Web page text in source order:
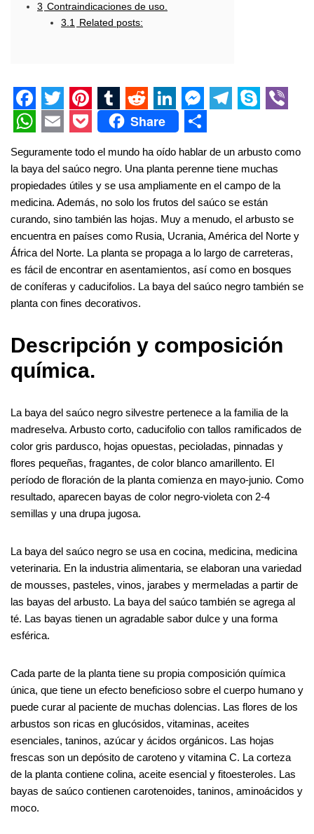
3 Contraindicaciones de uso.
3.1
Related posts:
F
a
c
e
b
o
o
k
T
i
t
t
e
r
P
n
t
e
r
e
s
t
T
u
m
b
l
r
R
e
d
d
i
t
L
n
k
e
d
I
n
M
e
s
s
e
n
g
e
e
l
e
g
r
a
m
k
y
p
e
b
e
r
W
h
a
t
s
A
p
p
E
m
a
i
l
P
o
c
k
e
t
Share
S
h
a
r
e
Seguramente todo el mundo ha oído hablar de un arbusto como
la baya del saúco negro. Una planta perenne tiene muchas
propiedades útiles y se usa ampliamente en el campo de la
medicina. Además, no solo los frutos del saúco se están
curando, sino también las hojas. Muy a menudo, el arbusto se
encuentra en países como Rusia, Ucrania, América del Norte y
África del Norte. La planta se propaga a lo largo de carreteras,
es fácil de encontrar en asentamientos, así como en bosques
de coníferas y caducifolios. La baya del saúco negro también se
planta con fines decorativos.
Descripción y composición
química.
La baya del saúco negro silvestre pertenece a la familia de la
madreselva. Arbusto corto, caducifolio con tallos ramificados de
color gris pardusco, hojas opuestas, pecioladas, pinnadas y
flores pequeñas, fragantes, de color blanco amarillento. El
período de floración de la planta comienza en mayo-junio. Como
resultado, aparecen bayas de color negro-violeta con 2-4
semillas y una drupa jugosa.
La baya del saúco negro se usa en cocina, medicina, medicina
veterinaria. En la industria alimentaria, se elaboran una variedad
de mousses, pasteles, vinos, jarabes y mermeladas a partir de
las bayas del arbusto. La baya del saúco también se agrega al
té. Las bayas tienen un agradable sabor dulce y una forma
esférica.
Cada parte de la planta tiene su propia composición química
única, que tiene un efecto beneficioso sobre el cuerpo humano y
puede curar al paciente de muchas dolencias. Las flores de los
arbustos son ricas en glucósidos, vitaminas, aceites
esenciales, taninos, azúcar y ácidos orgánicos. Las hojas
frescas son un depósito de caroteno y vitamina C. La corteza
de la planta contiene colina, aceite esencial y fitoesteroles. Las
bayas de saúco contienen carotenoides, taninos, aminoácidos y
moco.